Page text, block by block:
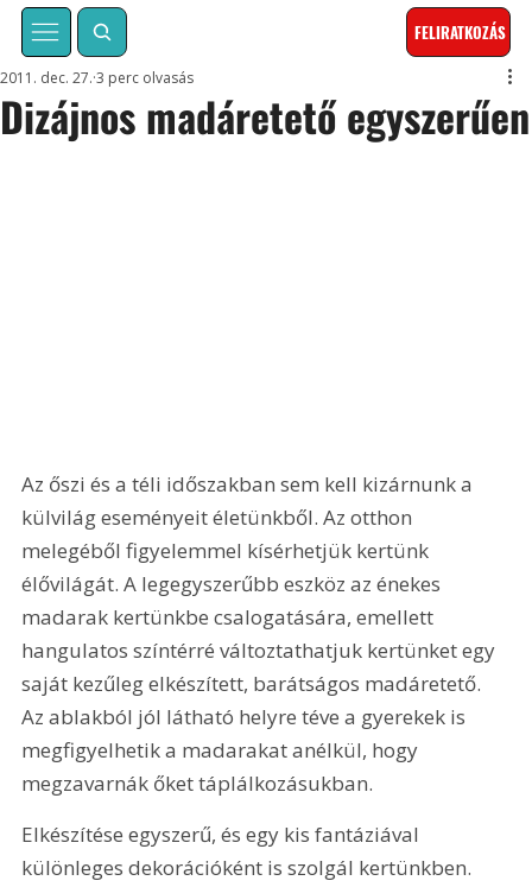
FELIRATKOZÁS
Dizájnos madáretető egyszerűen
2011. dec. 27. 3 perc olvasás
Az őszi és a téli időszakban sem kell kizárnunk a
külvilág eseményeit életünkből. Az otthon
melegéből figyelemmel kísérhetjük kertünk
élővilágát. A legegyszerűbb eszköz az énekes
madarak kertünkbe csalogatására, emellett
hangulatos színtérré változtathatjuk kertünket egy
saját kezűleg elkészített, barátságos madáretető.
Az ablakból jól látható helyre téve a gyerekek is
megfigyelhetik a madarakat anélkül, hogy
megzavarnák őket táplálkozásukban.
Elkészítése egyszerű, és egy kis fantáziával
különleges dekorációként is szolgál kertünkben.